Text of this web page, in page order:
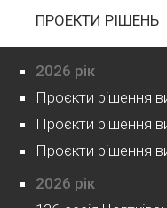
ПРОЕКТИ РІШЕНЬ
2026 рік
Проєкти рішення
Проєкти рішення
Проєкти рішення
2026 рік